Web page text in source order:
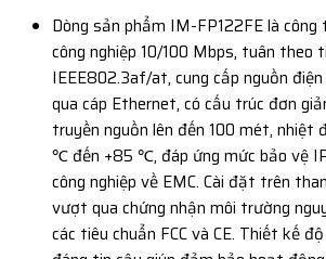
Dòng sản phẩm IM-FP122FE là công
công nghiệp 10/100 Mbps, tuân theo
IEEE802.3af/at, cung cấp nguồn
qua cáp Ethernet, có cấu trúc đơn
truyền nguồn lên đến 100 mét,
℃ đến +85 ℃, đáp ứng mức bảo vệ
công nghiệp về EMC. Cài đặt trên
vượt qua chứng nhận môi trường
các tiêu chuẩn FCC và CE. Thiết kế